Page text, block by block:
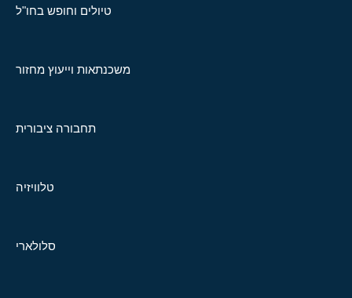
טיולים וחופש בחו"ל
משכנתאות וייעוץ מחזור
תחבורה ציבורית
טלוויזיה
סלולארי